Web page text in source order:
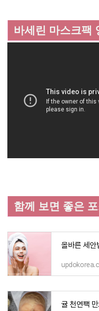
바세린 마스크팩
함께 보면 좋은
올바른 세안